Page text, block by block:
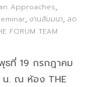
Approaches,
, งานสัมมนา, ลด
FORUM TEAM
พุธที่ 19 กรกฎาคม
. ณ ห้อง THE